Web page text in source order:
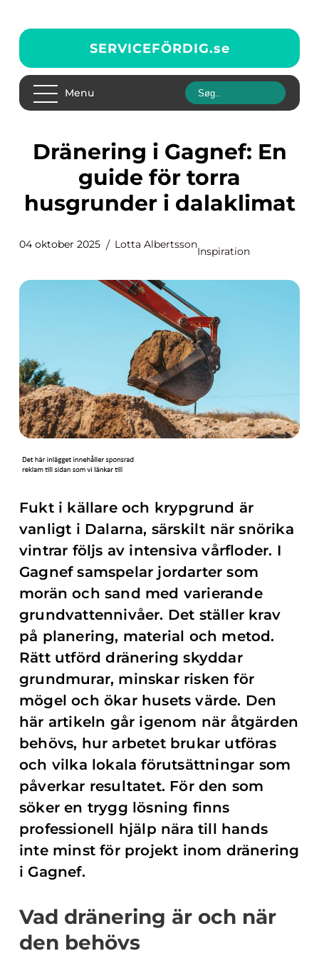
SERVICEFÖRDIG.se
Menu
Dränering i Gagnef: En
guide för torra
husgrunder i dalaklimat
04 oktober 2025 Lotta Albertsson
Inspiration
Fukt i källare och krypgrund är
vanligt i Dalarna, särskilt när snörika
vintrar följs av intensiva vårfloder. I
Gagnef samspelar jordarter som
morän och sand med varierande
grundvattennivåer. Det ställer krav
på planering, material och metod.
Rätt utförd dränering skyddar
grundmurar, minskar risken för
mögel och ökar husets värde. Den
här artikeln går igenom när åtgärden
behövs, hur arbetet brukar utföras
och vilka lokala förutsättningar som
påverkar resultatet. För den som
söker en trygg lösning finns
professionell hjälp nära till hands
inte minst för projekt inom dränering
i Gagnef.
Vad dränering är och när
den behövs